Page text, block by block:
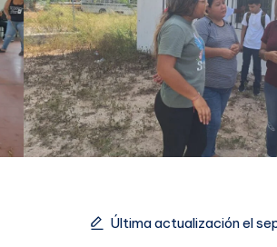
Última actualización el